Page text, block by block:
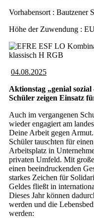
Vorhabensort : Bautzener
Höhe der Zuwendung :
04.08.2025
Aktionstag „genial
Schüler zeigen Einsatz
Auch im vergangenen
wieder engagiert am
Deine Arbeit gegen
Schüler tauschten für
Arbeitsplatz in
privaten Umfeld. Mit
einen beeindruckenden
starkes Zeichen für
Geldes fließt in
Dieses Jahr können
werden und die
werden: